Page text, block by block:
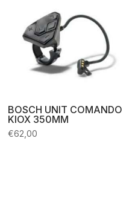
BOSCH UNIT COMANDO
KIOX 350MM
€62,00